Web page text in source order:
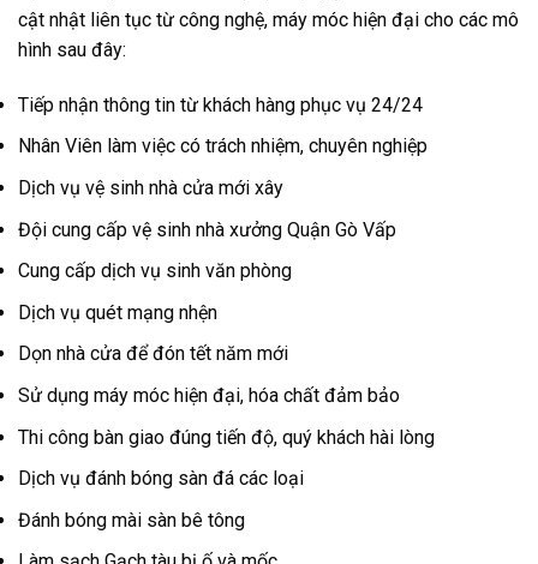
cật nhật liên tục từ công nghệ, máy móc hiện đại cho các mô
hình sau đây:
Tiếp nhận thông tin từ khách hàng phục vụ 24/24
Nhân Viên làm việc có trách nhiệm, chuyên nghiệp
Dịch vụ vệ sinh nhà cửa mới xây
Đội cung cấp vệ sinh nhà xưởng Quận Gò Vấp
Cung cấp dịch vụ sinh văn phòng
Dịch vụ quét mạng nhện
Dọn nhà cửa để đón tết năm mới
Sử dụng máy móc hiện đại, hóa chất đảm bảo
Thi công bàn giao đúng tiến độ, quý khách hài lòng
Dịch vụ đánh bóng sàn đá các loại
Đánh bóng mài sàn bê tông